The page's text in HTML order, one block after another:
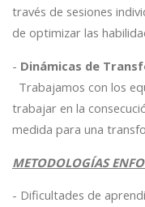
través de sesiones
de optimizar las
- Dinámicas de
Trabajamos con los
trabajar en la
medida para una
METODOLOGÍAS
- Dificultades de